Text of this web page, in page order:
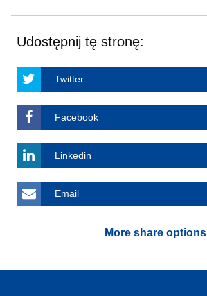
Udostępnij tę stronę:
Twitter
Facebook
Linkedin
Email
More share options